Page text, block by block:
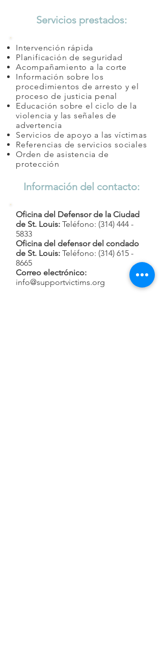
Servicios prestados:
Intervención rápida
Planificación de seguridad
Acompañamiento a la corte
Información sobre los
procedimientos de arresto y el
proceso de justicia penal
Educación sobre el ciclo de la
violencia y las señales de
advertencia
Servicios de apoyo a las víctimas
Referencias de servicios sociales
Orden de asistencia de
protección
Información del contacto:
Oficina del Defensor de la Ciudad
de St. Louis: Teléfono: (314) 444 -
5833
Oficina del defensor del condado
de St. Louis: Teléfono: (314) 615 -
8665
Correo electrónico:
info@supportvictims.org